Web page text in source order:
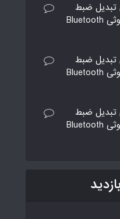
ضبط
صوت قدیمی به مدل بلوتوثی Bluetooth
ضبط
صوت قدیمی به مدل بلوتوثی Bluetooth
ضبط
صوت قدیمی به مدل بلوتوثی Bluetooth